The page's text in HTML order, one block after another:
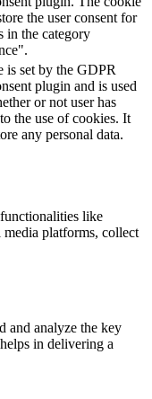
the user consent for
in the category
is set by the GDPR
plugin and is used
or not user has
the use of cookies. It
any personal data.
like
platforms, collect
and analyze the key
in delivering a